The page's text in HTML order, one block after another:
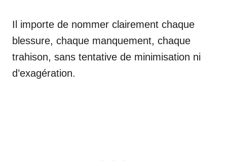
Il importe de nommer clairement chaque
blessure, chaque manquement, chaque
trahison, sans tentative de minimisation ni
d’exagération.